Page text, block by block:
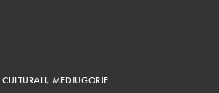
, MEDJUGORJE